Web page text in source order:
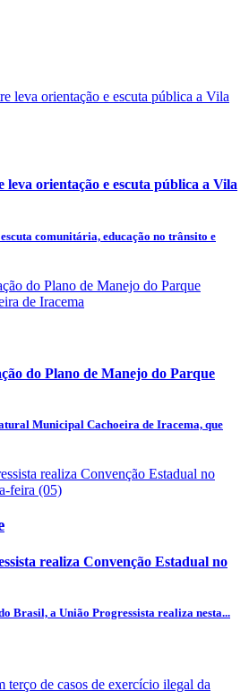
leva orientação e escuta pública a Vila
comunitária, educação no trânsito e
do Plano de Manejo do Parque
Municipal Cachoeira de Iracema, que
realiza Convenção Estadual no
Brasil, a União Progressista realiza nesta...